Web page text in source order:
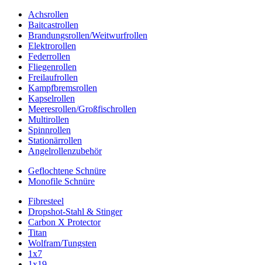
Achsrollen
Baitcastrollen
Brandungsrollen/Weitwurfrollen
Elektrorollen
Federrollen
Fliegenrollen
Freilaufrollen
Kampfbremsrollen
Kapselrollen
Meeresrollen/Großfischrollen
Multirollen
Spinnrollen
Stationärrollen
Angelrollenzubehör
Geflochtene Schnüre
Monofile Schnüre
Fibresteel
Dropshot-Stahl & Stinger
Carbon X Protector
Titan
Wolfram/Tungsten
1x7